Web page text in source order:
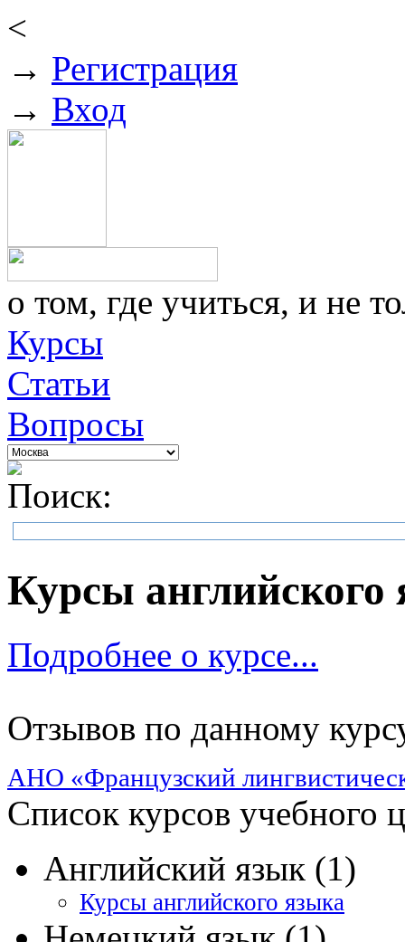
<
→ Регистрация
→ Вход
о том, где учиться, и не
Курсы
Статьи
Вопросы
Поиск:
Курсы английского
Подробнее о курсе...
Отзывов по данному
АНО «Французский
Список курсов учебного
Английский язык (1)
Курсы английского языка